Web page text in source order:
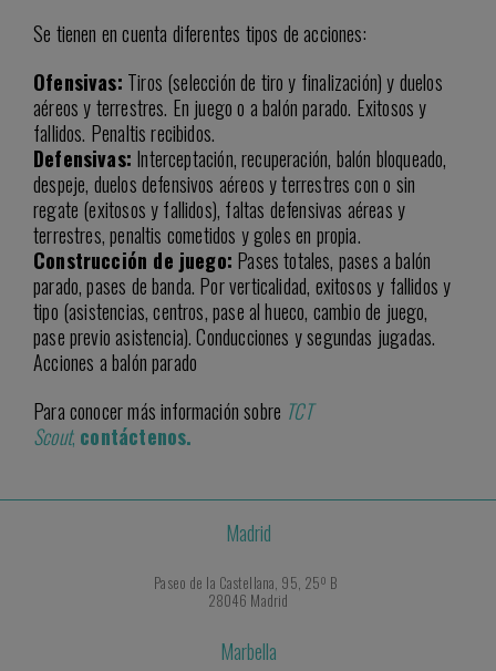
Se tienen en cuenta diferentes tipos de acciones:
Ofensivas: Tiros (selección de tiro y finalización) y duelos
aéreos y terrestres. En juego o a balón parado. Exitosos y
fallidos. Penaltis recibidos.
Defensivas: Interceptación, recuperación, balón bloqueado,
despeje, duelos defensivos aéreos y terrestres con o sin
regate (exitosos y fallidos), faltas defensivas aéreas y
terrestres, penaltis cometidos y goles en propia.
Construcción de juego: Pases totales, pases a balón
parado, pases de banda. Por verticalidad, exitosos y fallidos y
tipo (asistencias, centros, pase al hueco, cambio de juego,
pase previo asistencia). Conducciones y segundas jugadas.
Acciones a balón parado
Para conocer más información sobre TCT
Scout, contáctenos.
Madrid
Paseo de la Castellana, 95, 25º B
28046 Madrid
Marbella